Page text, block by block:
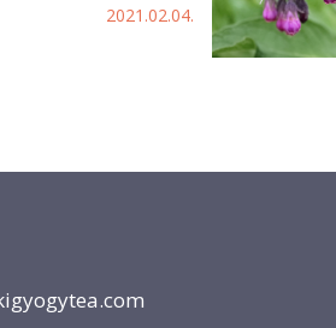
2021.02.04.